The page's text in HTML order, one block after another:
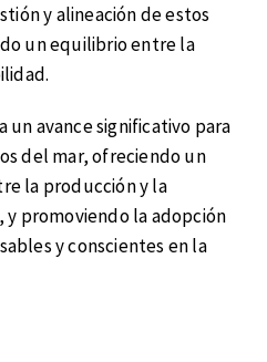
y alineación de estos
un equilibrio entre la
avance significativo para
del mar, ofreciendo un
la producción y la
promoviendo la adopción
y conscientes en la